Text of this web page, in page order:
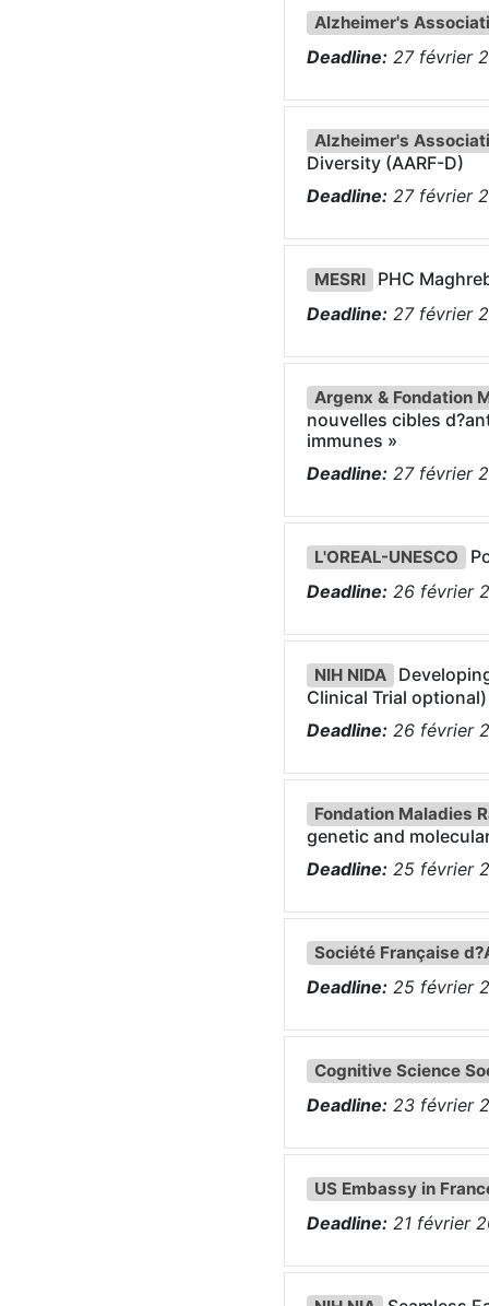
Alzheimer's
Deadline: 27 février
Alzheimer's
Diversity (AARF-D)
Deadline: 27 février
MESRI
PHC
Deadline: 27 février
Argenx & Fondation
nouvelles cibles
immunes »
Deadline: 27 février
L'OREAL-UNESCO
Deadline: 26 février
NIH NIDA
Clinical Trial optional)
Deadline: 26 février
Fondation Maladies
genetic and
Deadline: 25 février
Société Française
Deadline: 25 février
Cognitive Science
Deadline: 23 février
US Embassy in
Deadline: 21 février